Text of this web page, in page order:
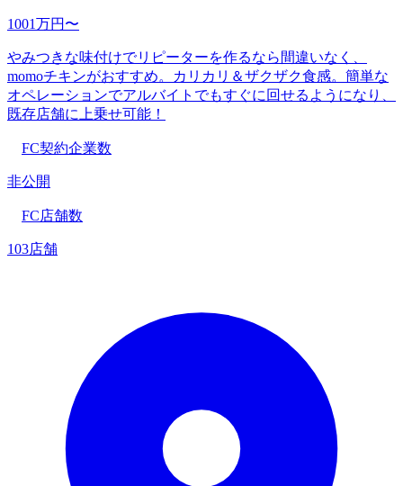
1001万円〜
やみつきな味付けでリピーターを作るなら間違いなく、
momoチキンがおすすめ。カリカリ＆ザクザク食感。簡単な
オペレーションでアルバイトでもすぐに回せるようになり、
既存店舗に上乗せ可能！
FC契約企業数
非公開
FC店舗数
103店舗